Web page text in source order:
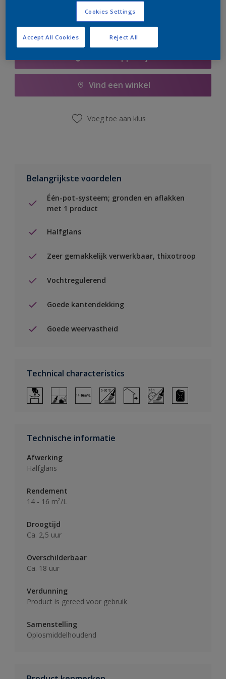
Vind een winkel
Voeg toe aan klus
Belangrijkste voordelen
Één-pot-systeem; gronden en aflakken
met 1 product
Halfglans
Zeer gemakkelijk verwerkbaar, thixotroop
Vochtregulerend
Goede kantendekking
Goede weervastheid
Technical characteristics
Technische informatie
Afwerking
Halfglans
Rendement
14 - 16 m²/L
Droogtijd
Ca. 2,5 uur
Overschilderbaar
Ca. 18 uur
Verdunning
Product is gereed voor gebruik
Samenstelling
Oplosmiddelhoudend
Cookies Settings
Reject All
Accept All Cookies